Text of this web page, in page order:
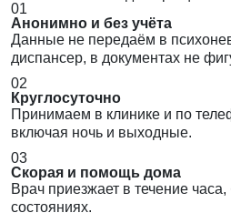
01
Анонимно и без учёта
Данные не передаём в
диспансер, в документах не
02
Круглосуточно
Принимаем в клинике и по
включая ночь и выходные.
03
Скорая и помощь дома
Врач приезжает в течение
состояниях.